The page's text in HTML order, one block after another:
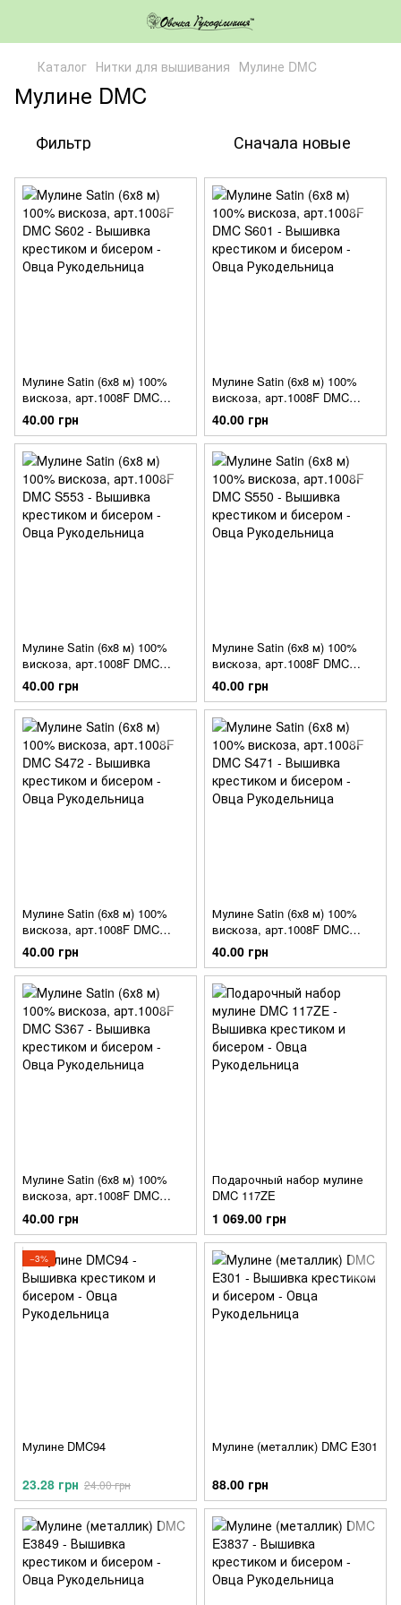
Каталог Нитки для вышивания Мулине DMC
Мулине DMC
Фильтр Сначала новые
Мулине Satin (6х8 м) 100%
вискоза, арт.1008F DMC
S602
40.00 грн
Мулине Satin (6х8 м) 100%
вискоза, арт.1008F DMC
S601
40.00 грн
Мулине Satin (6х8 м) 100%
вискоза, арт.1008F DMC
S553
40.00 грн
Мулине Satin (6х8 м) 100%
вискоза, арт.1008F DMC
S550
40.00 грн
Мулине Satin (6х8 м) 100%
вискоза, арт.1008F DMC
S472
40.00 грн
Мулине Satin (6х8 м) 100%
вискоза, арт.1008F DMC
S471
40.00 грн
Мулине Satin (6х8 м) 100%
вискоза, арт.1008F DMC
S367
40.00 грн
Подарочный набор мулине
DMC 117ZE
1 069.00 грн
−3%
Мулине DMC94
23.28 грн 24.00 грн
Мулине (металлик) DMC E301
88.00 грн